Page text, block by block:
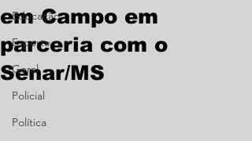
Educação
Esporte
Geral
Policial
Política
em Campo em
parceria com o
Senar/MS